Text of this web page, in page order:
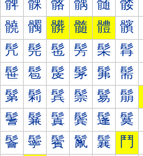
髀 髁 髂 髃 髄 髅
髐 髑 髒 髓 體 髕
髠 髡 髢 髣 髤 髥
髰 髱 髲 髳 髴 髵
鬀 鬁 鬂 鬃 鬄 鬅
鬐 鬑 鬒 鬓 鬔 鬕
鬠 鬡 鬢 鬣 鬤 鬥